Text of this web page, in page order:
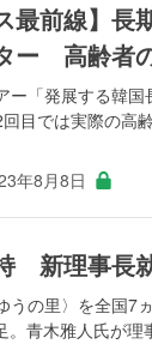
最前線】
ー 高齢者
ー「発展する韓
目では実際の高
年8月8日
新理事
うの里〉を全国7
青木雅人氏が